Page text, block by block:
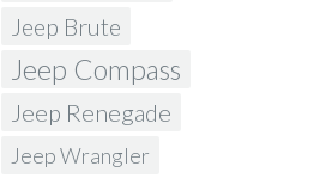
Jeep Brute
Jeep Compass
Jeep Renegade
Jeep Wrangler